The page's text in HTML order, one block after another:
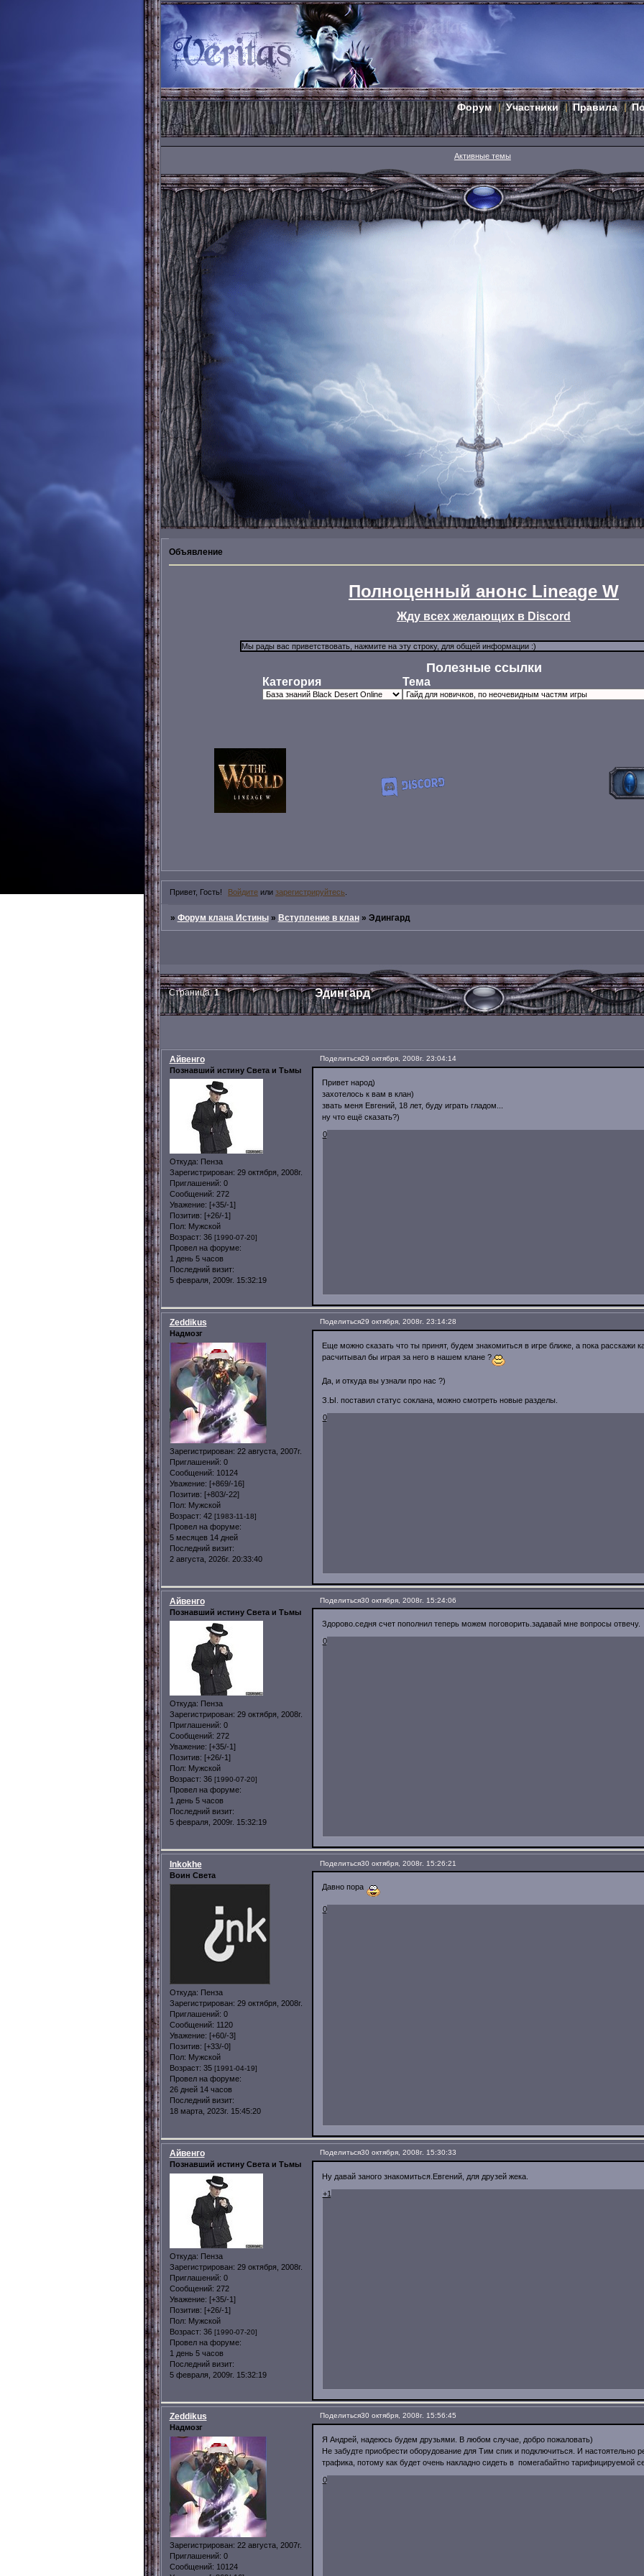
Форум Участники Правила
Активные темы
Объявление
Полноценный анонс Lineage W
Жду всех желающих в Discord
Полезные ссылки
Категория Тема
Привет, Гость! Войдите или зарегистрируйтесь
» Форум клана Истины » Вступление в клан » Эдингард
Эдингард
Страница:1
Поделиться29 октября, 2008г. 23:04:14
Айвенго
Познавший истину Света и Тьмы
Откуда: Пенза
Зарегистрирован: 29 октября, 2008г.
Приглашений: 0
Сообщений: 272
Уважение: [+35/-1]
Позитив: [+26/-1]
Пол: Мужской
Возраст: 36 [1990-07-20]
Провел на форуме:
1 день 5 часов
Последний визит:
5 февраля, 2009г. 15:32:19
Привет народ)
захотелось к вам в клан)
звать меня Евгений, 18 лет, буду играть гладом...
ну что ещё сказать?)
0
Поделиться29 октября, 2008г. 23:14:28
Zeddikus
Надмозг
Зарегистрирован: 22 августа, 2007г.
Приглашений: 0
Сообщений: 10124
Уважение: [+869/-16]
Позитив: [+803/-22]
Пол: Мужской
Возраст: 42 [1983-11-18]
Провел на форуме:
5 месяцев 14 дней
Последний визит:
2 августа, 2026г. 20:33:40
Еще можно сказать что ты принят, будем знакомиться в игре ближе, а пока расскажи
расчитывал бы играя за него в нашем клане ?
Да, и откуда вы узнали про нас ?)
З.Ы. поставил статус соклана, можно смотреть новые разделы.
0
Поделиться30 октября, 2008г. 15:24:06
Айвенго
Познавший истину Света и Тьмы
Откуда: Пенза
Зарегистрирован: 29 октября, 2008г.
Приглашений: 0
Сообщений: 272
Уважение: [+35/-1]
Позитив: [+26/-1]
Пол: Мужской
Возраст: 36 [1990-07-20]
Провел на форуме:
1 день 5 часов
Последний визит:
5 февраля, 2009г. 15:32:19
Здорово.седня счет пополнил теперь можем поговорить.задавай мне вопросы отвечу.
0
Поделиться30 октября, 2008г. 15:26:21
Inkokhe
Воин Света
Откуда: Пенза
Зарегистрирован: 29 октября, 2008г.
Приглашений: 0
Сообщений: 1120
Уважение: [+60/-3]
Позитив: [+33/-0]
Пол: Мужской
Возраст: 35 [1991-04-19]
Провел на форуме:
26 дней 14 часов
Последний визит:
18 марта, 2023г. 15:45:20
Давно пора
0
Поделиться30 октября, 2008г. 15:30:33
Айвенго
Познавший истину Света и Тьмы
Откуда: Пенза
Зарегистрирован: 29 октября, 2008г.
Приглашений: 0
Сообщений: 272
Уважение: [+35/-1]
Позитив: [+26/-1]
Пол: Мужской
Возраст: 36 [1990-07-20]
Провел на форуме:
1 день 5 часов
Последний визит:
5 февраля, 2009г. 15:32:19
Ну давай заного знакомиться.Евгений, для друзей жека.
+1
Поделиться30 октября, 2008г. 15:56:45
Zeddikus
Надмозг
Зарегистрирован: 22 августа, 2007г.
Приглашений: 0
Сообщений: 10124
Я Андрей, надеюсь будем друзьями. В любом случае, добро пожаловать)
Не забудте приобрести оборудование для Тим спик и подключиться. И настоятельно
трафика, потому как будет очень накладно сидеть в помегабайтно тарифицируемой
0